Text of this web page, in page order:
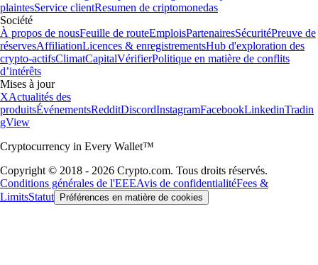
plaintesService clientResumen de criptomonedas
Société
À propos de nousFeuille de routeEmploisPartenairesSécuritéPreuve de
réservesAffiliationLicences & enregistrementsHub d'exploration des
crypto-actifsClimatCapitalVérifierPolitique en matière de conflits
d’intérêts
Mises à jour
XActualités des
produitsÉvénementsRedditDiscordInstagramFacebookLinkedinTradin
gView
Cryptocurrency in Every Wallet™
Copyright © 2018 - 2026 Crypto.com. Tous droits réservés.
Conditions générales de l'EEEAvis de confidentialitéFees &
LimitsStatut Préférences en matière de cookies